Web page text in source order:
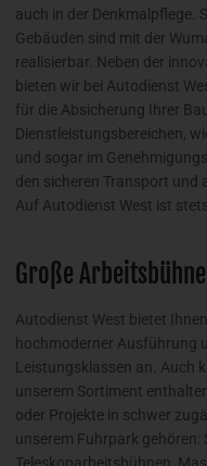
auch in der Denkmalpflege.
Gebäuden sind mit der
realisierbar. Neben der
bieten wir bei Autodienst
für die Absicherung Ihrer
Dienstleistungsbereichen,
und sogar im
den sicheren Transport und
Auf Autodienst West ist
Große
Autodienst West bietet
hochmoderner Ausführung
Leistungsklassen an. Auch
unserem Sortiment
oder Projekte in schwer
unserem Fuhrpark gehören: